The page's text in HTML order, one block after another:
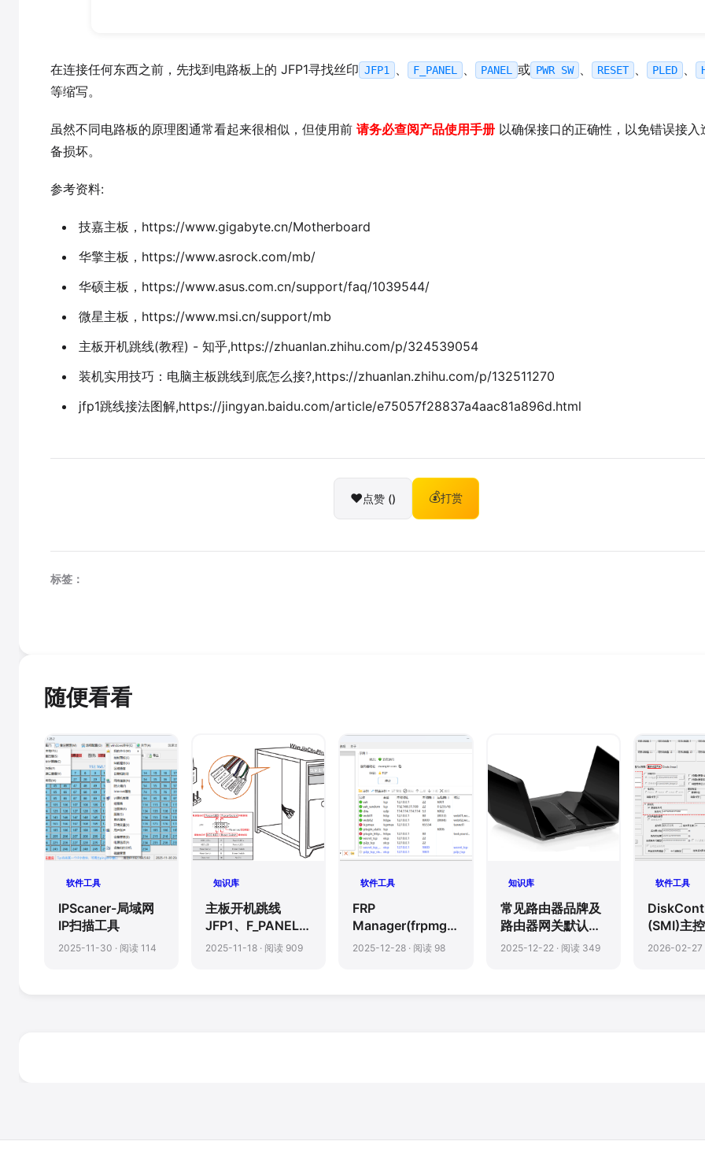
在连接任何东西之前，先找到电路板上的 JFP1寻找丝印 JFP1 、 F_PANEL 、 PANEL 或 PWR SW 、 RESET 、 PLED 、
等缩写。
虽然不同电路板的原理图通常看起来很相似，但使用前 请务必查阅产品使用手册 以确保接口的正确性，以免错误接入
备损坏。
参考资料:
技嘉主板，https://www.gigabyte.cn/Motherboard
华擎主板，https://www.asrock.com/mb/
华硕主板，https://www.asus.com.cn/support/faq/1039544/
微星主板，https://www.msi.cn/support/mb
主板开机跳线(教程) - 知乎,https://zhuanlan.zhihu.com/p/324539054
装机实用技巧：电脑主板跳线到底怎么接?,https://zhuanlan.zhihu.com/p/132511270
jfp1跳线接法图解,https://jingyan.baidu.com/article/e75057f28837a4aac81a896d.html
❤️点赞 () 💰打赏
标签：
随便看看
软件工具
IPScaner-局域网
IP扫描工具
2025-11-30 · 阅读 114
知识库
主板开机跳线
JFP1、F_PANEL插
座接口接线方法
2025-11-18 · 阅读 909
软件工具
FRP
Manager(frpmgr)-
FRP 管理器
2025-12-28 · 阅读 98
知识库
常见路由器品牌及
路由器网关默认登
录IP地址大全
2025-12-22 · 阅读 349
软件工具
(SMI)主
工具
2026-02-27